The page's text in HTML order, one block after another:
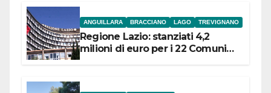
ANGUILLARA BRACCIANO LAGO TREVIGNANO
Regione Lazio: stanziati 4,2
milioni di euro per i 22 Comuni